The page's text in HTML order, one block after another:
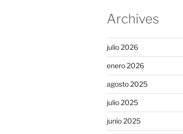
Archives
julio 2026
enero 2026
agosto 2025
julio 2025
junio 2025